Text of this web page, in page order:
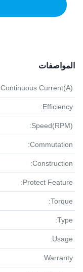
المواصفات
Continuous Current(A):
Efficiency:
Speed(RPM):
Commutation:
Construction:
Protect Feature:
Torque:
Type:
Usage:
Warranty: